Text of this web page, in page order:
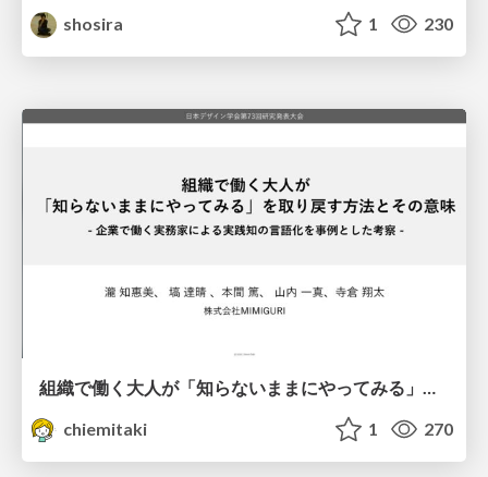
shosira
1 230
組織で働く大人が「知らないままにやってみる」を取り戻す方法とその意味〜企業で働く実務家による実践知の言語化を事例とした考察〜
chiemitaki
1 270